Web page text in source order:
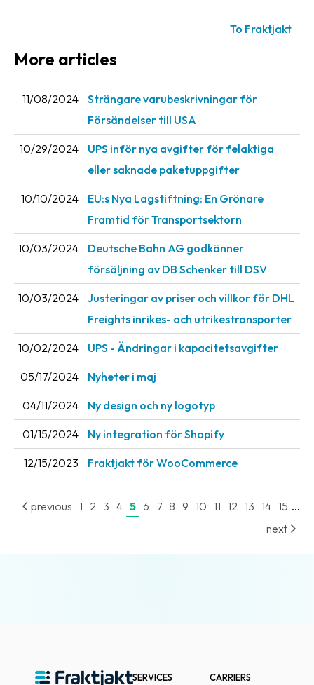
career
News
archive
Contact
us
conditions
Prohibited
and
dangerous
content
To Fraktjakt
More articles
11/08/2024
Strängare varubeskrivningar för
Försändelser till USA
10/29/2024
UPS inför nya avgifter för felaktiga
eller saknade paketuppgifter
10/10/2024
EU:s Nya Lagstiftning: En Grönare
Framtid för Transportsektorn
10/03/2024
Deutsche Bahn AG godkänner
försäljning av DB Schenker till DSV
10/03/2024
Justeringar av priser och villkor för DHL
Freights inrikes- och utrikestransporter
10/02/2024 UPS - Ändringar i kapacitetsavgifter
05/17/2024 Nyheter i maj
04/11/2024 Ny design och ny logotyp
01/15/2024 Ny integration för Shopify
12/15/2023 Fraktjakt för WooCommerce
previous 1 2 3 4 5 6 7 8 9 10 11 12 13 14 15 ...
next
SERVICES
CARRIERS